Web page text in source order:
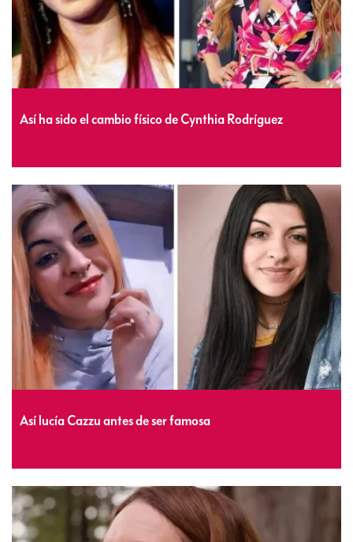
Así ha sido el cambio físico de Cynthia Rodríguez
Así lucía Cazzu antes de ser famosa